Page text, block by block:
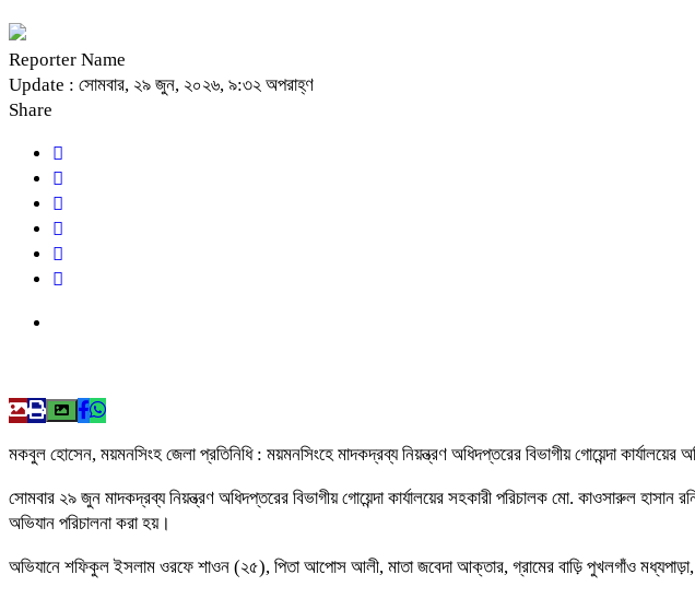
Reporter Name
Update : সোমবার, ২৯ জুন, ২০২৬, ৯:৩২ অপরাহ্ণ
Share
মকবুল হোসেন, ময়মনসিংহ জেলা প্রতিনিধি : ময়মনসিংহে মাদকদ্রব্য নিয়ন্ত্রণ অধিদপ্তরের বিভাগীয় গোয়েন্দা
সোমবার ২৯ জুন মাদকদ্রব্য নিয়ন্ত্রণ অধিদপ্তরের বিভাগীয় গোয়েন্দা কার্যালয়ের সহকারী পরিচালক মো. কাওসারুল হাসান
অভিযান পরিচালনা করা হয়।
অভিযানে শফিকুল ইসলাম ওরফে শাওন (২৫), পিতা আপোস আলী, মাতা জবেদা আক্তার, গ্রামের বাড়ি পুখলগাঁও মধ্যপাড়া,